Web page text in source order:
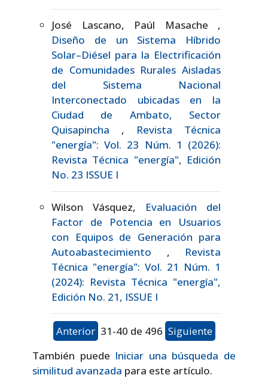
José Lascano, Paúl Masache ,
Diseño de un Sistema Híbrido
Solar–Diésel para la Electrificación
de Comunidades Rurales Aisladas
del Sistema Nacional
Interconectado ubicadas en la
Ciudad de Ambato, Sector
Quisapincha , Revista Técnica
"energía": Vol. 23 Núm. 1 (2026):
Revista Técnica "energía", Edición
No. 23 ISSUE I
Wilson Vásquez, Evaluación del
Factor de Potencia en Usuarios
con Equipos de Generación para
Autoabastecimiento , Revista
Técnica "energía": Vol. 21 Núm. 1
(2024): Revista Técnica "energía",
Edición No. 21, ISSUE I
Anterior 31-40 de 496 Siguiente
También puede Iniciar una búsqueda de
similitud avanzada para este artículo.